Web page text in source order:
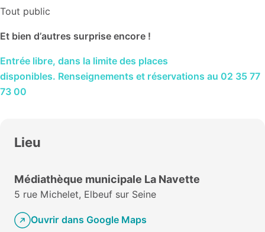
Tout public
Et bien d’autres surprise encore !
Entrée libre, dans la limite des places
disponibles. Renseignements et réservations au 02 35 77
73 00
Lieu
Médiathèque municipale La Navette
5 rue Michelet, Elbeuf sur Seine
Ouvrir dans Google Maps